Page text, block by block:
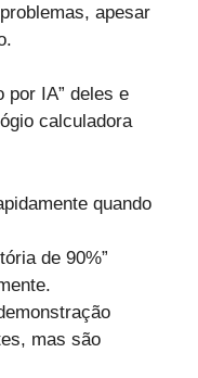
apesar
por IA” deles e
calculadora
quando
de 90%”
mas são